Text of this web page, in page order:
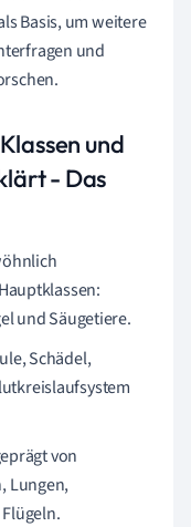
Basis, um weitere
und
und
- Das
und Säugetiere.
Schädel,
von
Lungen,